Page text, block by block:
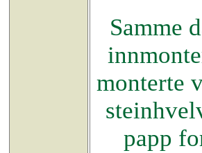
Samme
monterte
papp